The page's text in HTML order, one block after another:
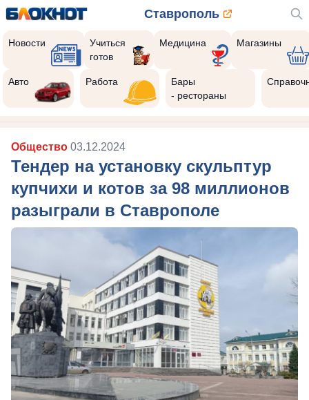
Ставрополь
Новости
Учиться
готов
Медицина Магазины
Авто Работа
Бары
- рестораны
Общество 03.12.2024
Тендер на установку скульптур
купчихи и котов за 98 миллионов
разыграли в Ставрополе